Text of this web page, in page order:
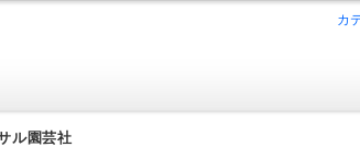
カ
ル園芸社